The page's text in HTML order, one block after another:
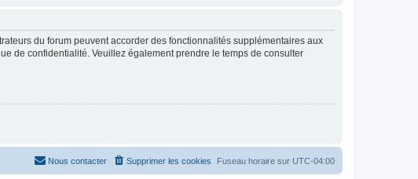
du forum peuvent accorder des fonctionnalités supplémentaires aux
de confidentialité. Veuillez également prendre le temps de consulter
Fuseau horaire sur UTC-04:00
Supprimer les cookies
Nous contacter